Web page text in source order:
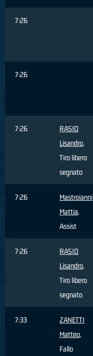
7:26
7:26
7:26
RASIO
Lisandro,
Tiro libero
segnato
7:26
Mastroianni
Mattia,
Assist
7:26
RASIO
Lisandro,
Tiro libero
segnato
7:33
ZANETTI
Matteo,
Fallo